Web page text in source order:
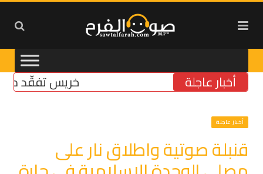
أخبار عاجلة خريس تفقّد مركز
أخبار عاجلة
قنبلة صوتية واطلاق نار على